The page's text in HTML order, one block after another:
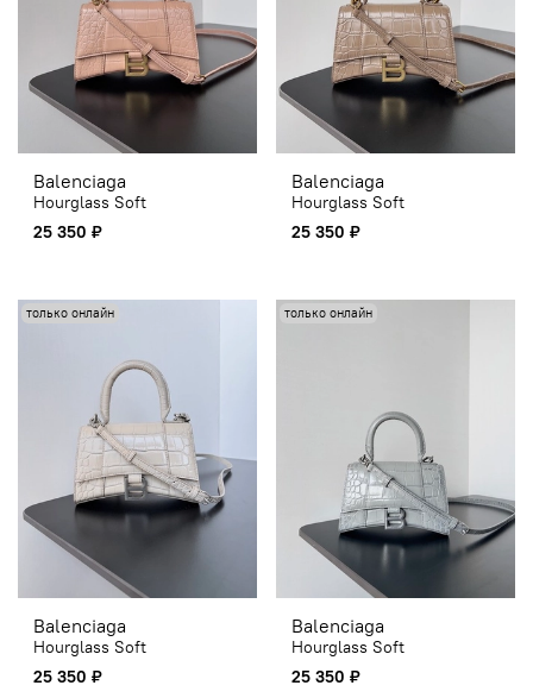
Balenciaga
Hourglass Soft
25 350 ₽
Balenciaga
Hourglass Soft
25 350 ₽
только онлайн
Balenciaga
Hourglass Soft
25 350 ₽
только онлайн
Balenciaga
Hourglass Soft
25 350 ₽